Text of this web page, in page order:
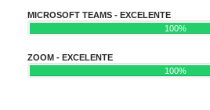
MICROSOFT TEAMS - EXCELENTE
100%
ZOOM - EXCELENTE
100%